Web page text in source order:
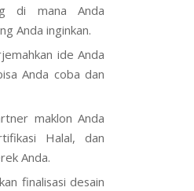
di mana Anda
Anda inginkan.
ide Anda
Anda coba dan
maklon Anda
Halal, dan
Anda.
finalisasi desain